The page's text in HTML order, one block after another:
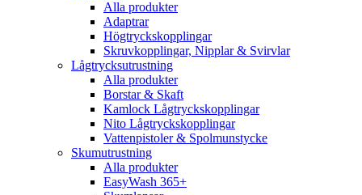
Alla produkter
Adaptrar
Högtryckskopplingar
Skruvkopplingar, Nipplar & Svirvlar
Lågtrycksutrustning
Alla produkter
Borstar & Skaft
Kamlock Lågtryckskopplingar
Nito Lågtryckskopplingar
Vattenpistoler & Spolmunstycke
Skumutrustning
Alla produkter
EasyWash 365+